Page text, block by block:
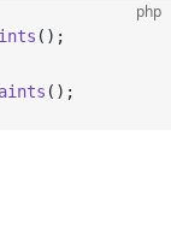
php
();
();